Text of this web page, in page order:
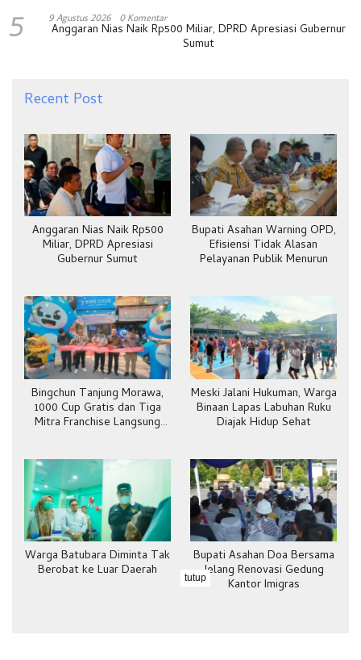
5 9 Agustus 2026 0 Komentar
Anggaran Nias Naik Rp500 Miliar, DPRD Apresiasi Gubernur
Sumut
Recent Post
Anggaran Nias Naik Rp500
Miliar, DPRD Apresiasi
Gubernur Sumut
Bupati Asahan Warning OPD,
Efisiensi Tidak Alasan
Pelayanan Publik Menurun
Bingchun Tanjung Morawa,
1000 Cup Gratis dan Tiga
Mitra Franchise Langsung
Meski Jalani Hukuman, Warga
Binaan Lapas Labuhan Ruku
Diajak Hidup Sehat
Warga Batubara Diminta Tak
Berobat ke Luar Daerah
Bupati Asahan Doa Bersama
Jelang Renovasi Gedung
Kantor Imigras
tutup